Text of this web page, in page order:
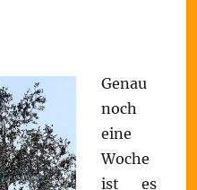
Genau
noch
eine
Woche
ist es